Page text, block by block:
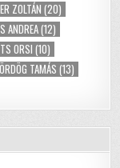
ZOLTÁN (20)
ANDREA(12)
ORSI(10)
ÖRDÖG TAMÁS (13)